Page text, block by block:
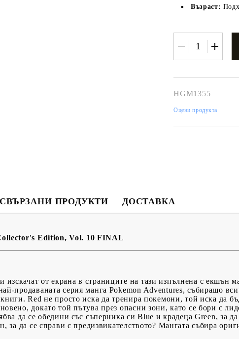
Възраст:
HGM1355
Оцени продукта
СВЪРЗАНИ ПРОДУКТИ ДОСТАВКА
Edition, Vol. 10 FINAL
от екрана в страниците на тази изпълнена с екшън
продаваната серия манга Pokemon Adventures, събиращо
Red не просто иска да тренира покемони, той иска да
докато той пътува през опасни зони, като се бори с
да се обедини със съперника си Blue и крадеца Green, за
за да се справи с предизвикателството? Мангата събира